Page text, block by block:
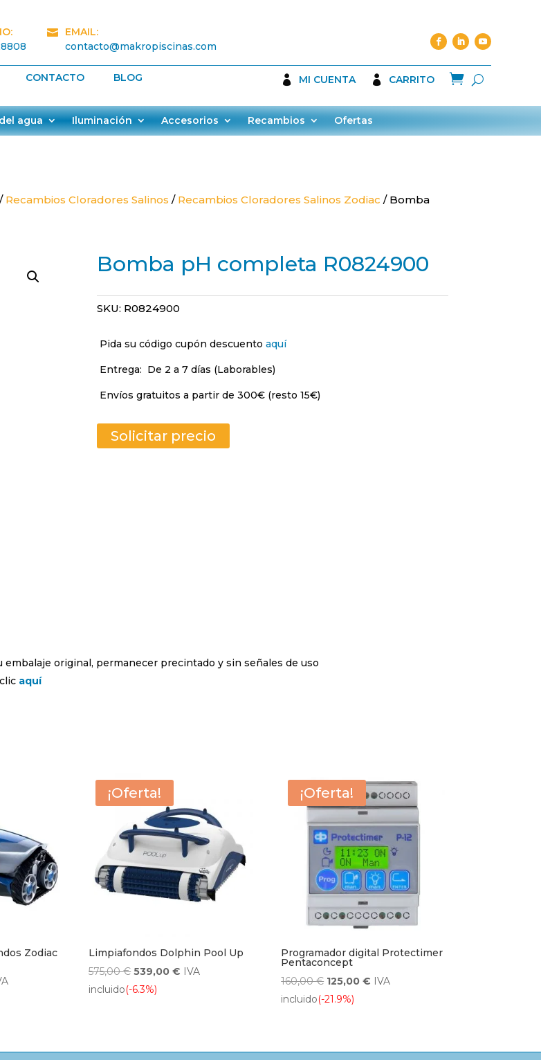

EMAIL:
contacto@makropiscinas.com
CONTACTO BLOG MI CUENTA CARRITO 
agua Iluminación Accesorios Recambios Ofertas
/ Recambios Cloradores Salinos / Recambios Cloradores Salinos Zodiac / Bomba
Bomba pH completa R0824900
SKU: R0824900
Pida su código cupón descuento aquí
Entrega: De 2 a 7 días (Laborables)
Envíos gratuitos a partir de 300€ (resto 15€)
Solicitar precio
original, permanecer precintado y sin señales de uso
aquí
Zodiac
€.
¡Oferta!
Limpiafondos Dolphin Pool Up
575,00€ El
precio
539,00€ El
IVA
incluido(-6.3%)
¡Oferta!
Programador digital Protectimer
Pentaconcept
160,00€ El
precio
160,00 €.
125,00€ El
125,00 €.
IVA
incluido(-21.9%)